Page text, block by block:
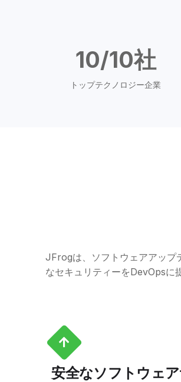
10/10社
トップテクノロジー企業
JFrogは、ソフトウェアアップ
なセキュリティーをDevOpsに
安全なソフトウェ